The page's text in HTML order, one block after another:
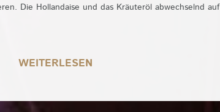
Die Hollandaise und das Kräuteröl abwechselnd
WEITERLESEN